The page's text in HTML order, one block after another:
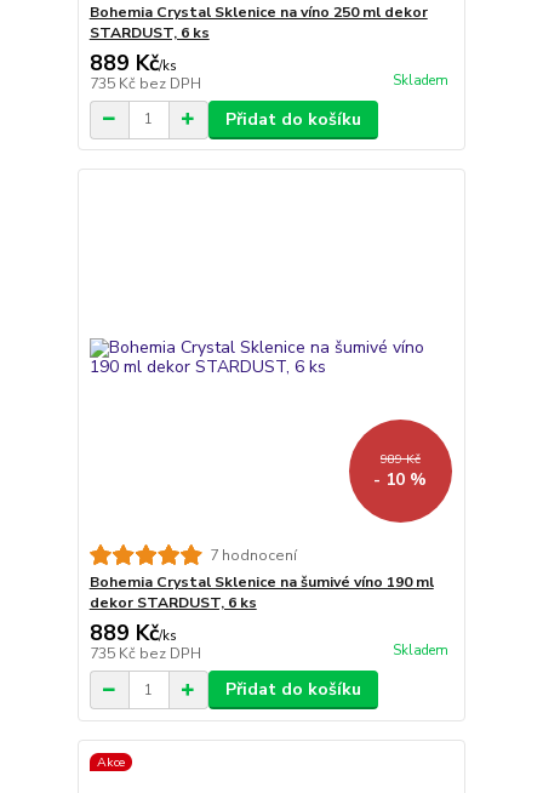
Bohemia Crystal Sklenice na víno 250 ml dekor
STARDUST, 6 ks
889 Kč/ks
735 Kč bez DPH Skladem
Přidat do košíku
989 Kč
- 10 %
7 hodnocení
Bohemia Crystal Sklenice na šumivé víno 190 ml
dekor STARDUST, 6 ks
889 Kč/ks
735 Kč bez DPH Skladem
Přidat do košíku
Akce